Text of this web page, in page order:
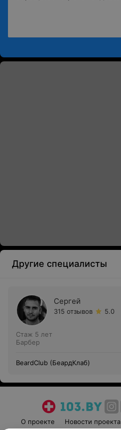
Другие специалисты
Сергей
315 отзывов 5.0
Стаж 5 лет
Барбер
BeardClub (БеардКлаб)
О проекте Новости проекта